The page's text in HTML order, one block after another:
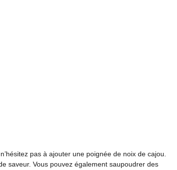
, n’hésitez pas à ajouter une poignée de noix de cajou.
saveur. Vous pouvez également saupoudrer des